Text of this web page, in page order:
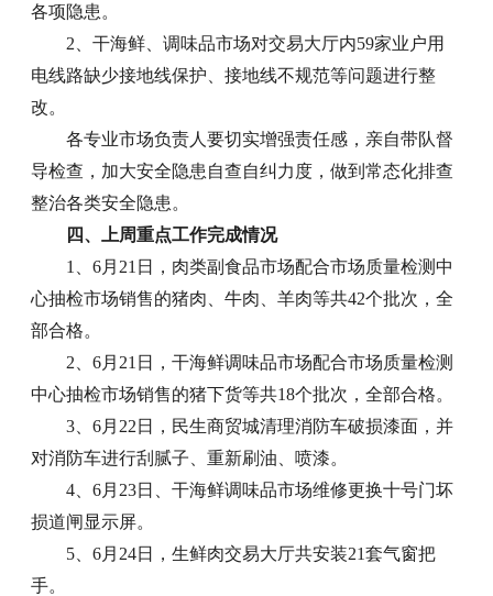
各项隐患。
2、干海鲜、调味品市场对交易大厅内59家业户用
电线路缺少接地线保护、接地线不规范等问题进行整
改。
各专业市场负责人要切实增强责任感，亲自带队督
导检查，加大安全隐患自查自纠力度，做到常态化排查
整治各类安全隐患。
四、上周重点工作完成情况
1、6月21日，肉类副食品市场配合市场质量检测中
心抽检市场销售的猪肉、牛肉、羊肉等共42个批次，全
部合格。
2、6月21日，干海鲜调味品市场配合市场质量检测
中心抽检市场销售的猪下货等共18个批次，全部合格。
3、6月22日，民生商贸城清理消防车破损漆面，并
对消防车进行刮腻子、重新刷油、喷漆。
4、6月23日、干海鲜调味品市场维修更换十号门坏
损道闸显示屏。
5、6月24日，生鲜肉交易大厅共安装21套气窗把
手。